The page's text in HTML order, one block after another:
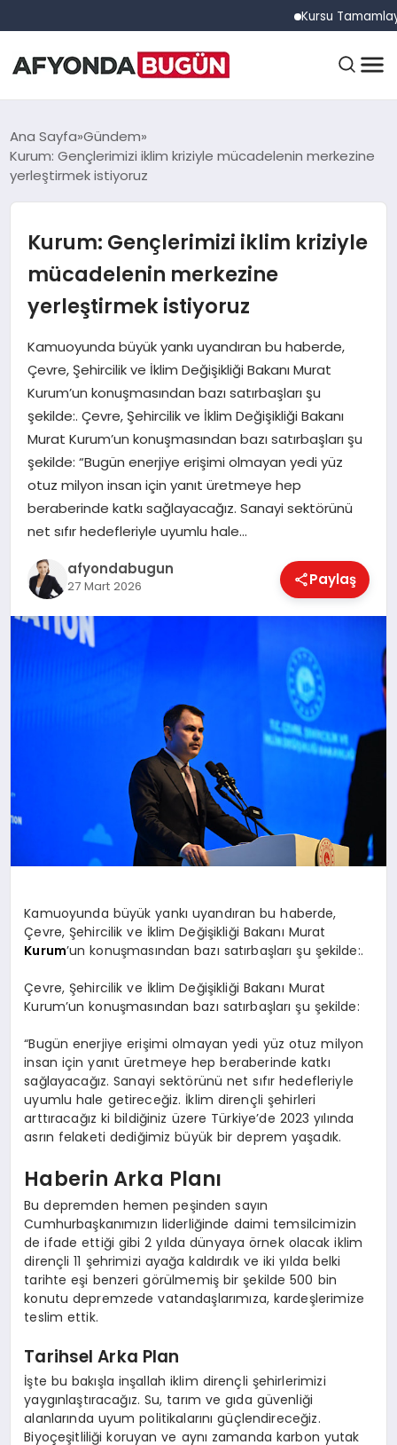
Kursu Tamamlayan
ANASAYFA
GÜNDEM
EĞITIM
EKONOMI
MAGAZIN
SAĞLIK
SIYASET
Ana Sayfa Gündem
Kurum: Gençlerimizi iklim kriziyle mücadelenin merkezine
yerleştirmek istiyoruz
Kurum: Gençlerimizi iklim kriziyle
mücadelenin merkezine
yerleştirmek istiyoruz
Kamuoyunda büyük yankı uyandıran bu haberde,
Çevre, Şehircilik ve İklim Değişikliği Bakanı Murat
Kurum’un konuşmasından bazı satırbaşları şu
şekilde:. Çevre, Şehircilik ve İklim Değişikliği Bakanı
Murat Kurum’un konuşmasından bazı satırbaşları şu
şekilde: “Bugün enerjiye erişimi olmayan yedi yüz
otuz milyon insan için yanıt üretmeye hep
beraberinde katkı sağlayacağız. Sanayi sektörünü
net sıfır hedefleriyle uyumlu hale…
afyondabugun
27 Mart 2026 Paylaş
Kamuoyunda büyük yankı uyandıran bu haberde,
Çevre, Şehircilik ve İklim Değişikliği Bakanı Murat
Kurum’un konuşmasından bazı satırbaşları şu şekilde:.
Çevre, Şehircilik ve İklim Değişikliği Bakanı Murat
Kurum’un konuşmasından bazı satırbaşları şu şekilde:
“Bugün enerjiye erişimi olmayan yedi yüz otuz milyon
insan için yanıt üretmeye hep beraberinde katkı
sağlayacağız. Sanayi sektörünü net sıfır hedefleriyle
uyumlu hale getireceğiz. İklim dirençli şehirleri
arttıracağız ki bildiğiniz üzere Türkiye’de 2023 yılında
asrın felaketi dediğimiz büyük bir deprem yaşadık.
Haberin Arka Planı
Bu depremden hemen peşinden sayın
Cumhurbaşkanımızın liderliğinde daimi temsilcimizin
de ifade ettiği gibi 2 yılda dünyaya örnek olacak iklim
dirençli 11 şehrimizi ayağa kaldırdık ve iki yılda belki
tarihte eşi benzeri görülmemiş bir şekilde 500 bin
konutu depremzede vatandaşlarımıza, kardeşlerimize
teslim ettik.
Tarihsel Arka Plan
İşte bu bakışla inşallah iklim dirençli şehirlerimizi
yaygınlaştıracağız. Su, tarım ve gıda güvenliği
alanlarında uyum politikalarını güçlendireceğiz.
Biyoçeşitliliği koruyan ve aynı zamanda karbon yutak